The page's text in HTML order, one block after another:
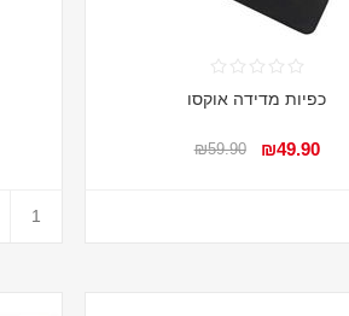
כפיות מדידה אוקסו
₪49.90
₪59.90